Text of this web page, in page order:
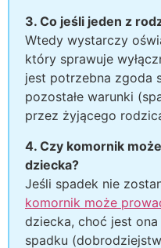
3. Co jeśli jeden z
Wtedy wystarczy
który sprawuje
jest potrzebna zgoda
pozostałe warunki
przez żyjącego
4. Czy komornik
dziecka?
Jeśli spadek nie
komornik może
dziecka, choć jest
spadku